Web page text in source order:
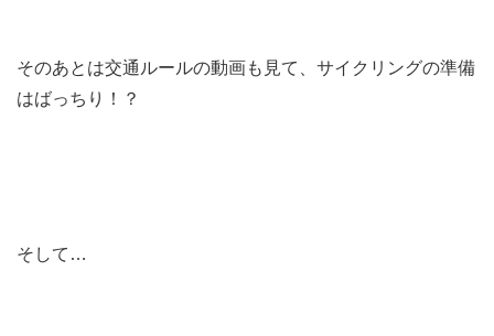
そのあとは交通ルールの動画も見て、サイクリングの準備
はばっちり！？
そして…